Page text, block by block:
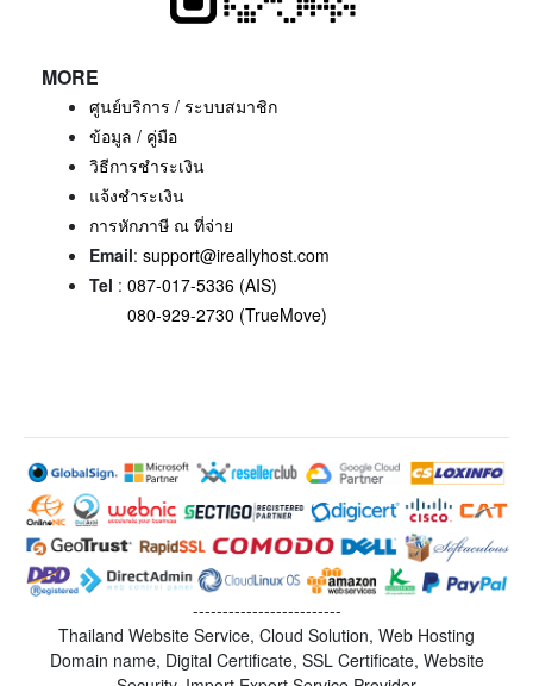
MORE
ศูนย์บริการ / ระบบสมาชิก
ข้อมูล / คู่มือ
วิธีการชำระเงิน
แจ้งชำระเงิน
การหักภาษี ณ ที่จ่าย
Email: support@ireallyhost.com
Tel : 087-017-5336 (AIS)
080-929-2730 (TrueMove)
-------------------------
Thailand Website Service, Cloud Solution, Web Hosting
Domain name, Digital Certificate, SSL Certificate, Website